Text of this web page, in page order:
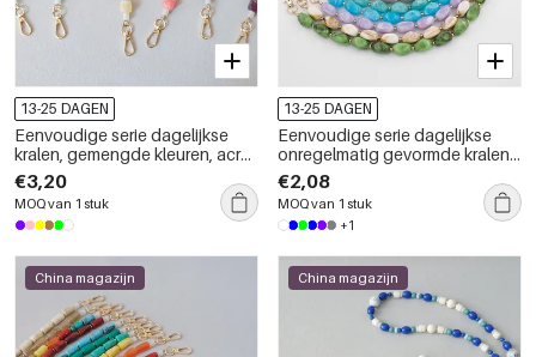
13-25 DAGEN
Eenvoudige serie dagelijkse
kralen, gemengde kleuren, acryl
telefoonketting
€3,20
MOQ van 1 stuk
13-25 DAGEN
Eenvoudige serie dagelijkse
onregelmatig gevormde kralen,
acryl telefoonketting
€2,08
MOQ van 1 stuk
+1
China magazijn China magazijn